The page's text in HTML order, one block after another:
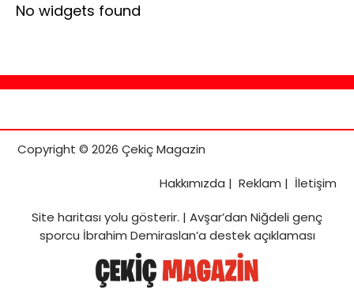
No widgets found
Copyright © 2026 Çekiç Magazin
Hakkımızda | Reklam | İletişim
Site haritasıyolu gösterir. | Avşar’dan Niğdeli genç
sporcu İbrahim Demiraslan’a destek açıklaması